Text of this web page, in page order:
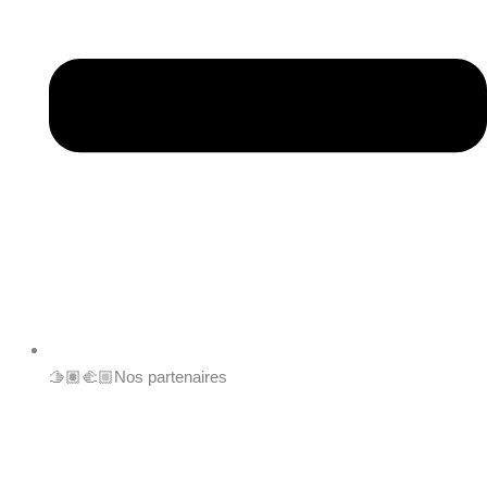
🫱🏽‍🫲🏼Nos partenaires